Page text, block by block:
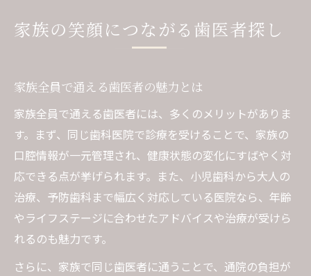
家族の笑顔につながる歯医者探し
家族全員で通える歯医者の魅力とは
家族全員で通える歯医者には、多くのメリットがありま
す。まず、同じ歯科医院で診療を受けることで、家族の
口腔情報が一元管理され、健康状態の変化にすばやく対
応できる点が挙げられます。また、小児歯科から大人の
治療、予防歯科まで幅広く対応している医院なら、年齢
やライフステージに合わせたアドバイスや治療が受けら
れるのも魅力です。
さらに、家族で同じ歯医者に通うことで、通院の負担が